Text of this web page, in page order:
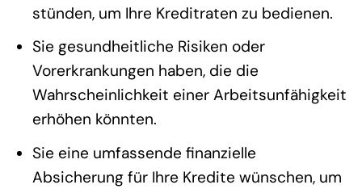
stünden, um Ihre Kreditraten zu bedienen.
Sie gesundheitliche Risiken oder
Vorerkrankungen haben, die die
Wahrscheinlichkeit einer Arbeitsunfähigkeit
erhöhen könnten.
Sie eine umfassende finanzielle
Absicherung für Ihre Kredite wünschen, um